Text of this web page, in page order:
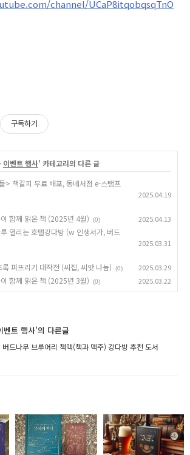
channel/UCaP8itqobqsqTnO
구독하기
이벤트 행사' 카테고리의 다른 글
> 책갈피 무료 배포, 동네서점 e-스탬프
2025.04.19
함께 읽은 책 (2025년 4월) (0) 2025.04.13
열리는 호텔강다방 (w 인생서가, 버드
2025.03.31
록 퍼뜨리기 대작전 (씨집, 씨앗 나눔) (0) 2025.03.29
함께 읽은 책 (2025년 3월) (0) 2025.03.22
벤트 행사'의 다른글
드나무 브루어리 책맥(책과 맥주) 강다방 추천 도서